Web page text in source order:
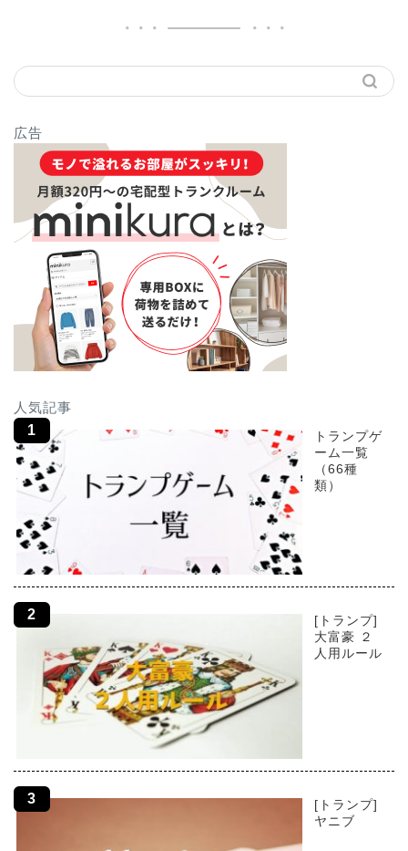
広告
人気記事
トランプゲ
ーム一覧
（66種
類）
[トランプ]
大富豪 ２
人用ルール
[トランプ]
ヤニブ